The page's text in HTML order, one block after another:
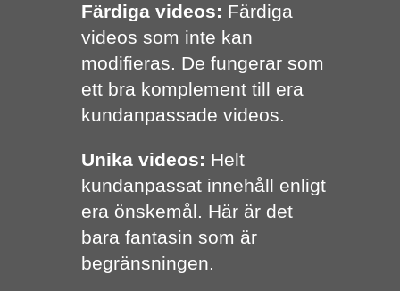
Färdiga videos: Färdiga
videos som inte kan
modifieras. De fungerar som
ett bra komplement till era
kundanpassade videos.
Unika videos: Helt
kundanpassat innehåll enligt
era önskemål. Här är det
bara fantasin som är
begränsningen.